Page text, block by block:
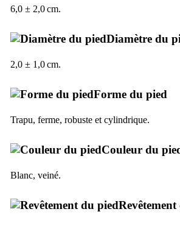
6,0 ± 2,0 cm.
Diamètre du
2,0 ± 1,0 cm.
Forme du pied
Trapu, ferme, robuste et cylindrique.
Couleur du
Blanc, veiné.